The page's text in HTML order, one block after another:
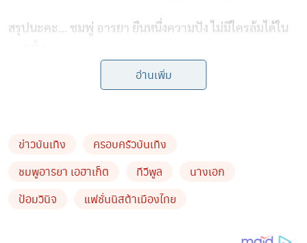
สรุปนะคะ… ชมพู่ อารยา ยืนหนึ่งความปัง ไม่มีใครล้มได้ใน
ข่าวอื่น ๆ ที่น่าสนใจ
อาจารย์เบียร์ คนตื่นธรรมเสมอ
อ่านเพิ่ม
ข่าวบันเทิง
ครอบครัวบันเทิง
ชมพูอารยา เอฮาเก็ต
ทีวีพูล
นางเอก
ป้อมวินิจ
แฟชั่นนิสต้าเมืองไทย